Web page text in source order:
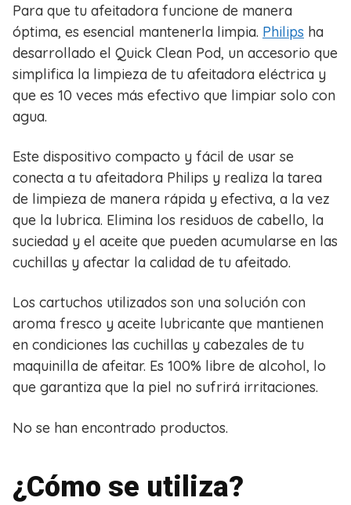
Para que tu afeitadora funcione de manera
óptima, es esencial mantenerla limpia. Philips ha
desarrollado el Quick Clean Pod, un accesorio que
simplifica la limpieza de tu afeitadora eléctrica y
que es 10 veces más efectivo que limpiar solo con
agua.
Este dispositivo compacto y fácil de usar se
conecta a tu afeitadora Philips y realiza la tarea
de limpieza de manera rápida y efectiva, a la vez
que la lubrica. Elimina los residuos de cabello, la
suciedad y el aceite que pueden acumularse en las
cuchillas y afectar la calidad de tu afeitado.
Los cartuchos utilizados son una solución con
aroma fresco y aceite lubricante que mantienen
en condiciones las cuchillas y cabezales de tu
maquinilla de afeitar. Es 100% libre de alcohol, lo
que garantiza que la piel no sufrirá irritaciones.
No se han encontrado productos.
¿Cómo se utiliza?